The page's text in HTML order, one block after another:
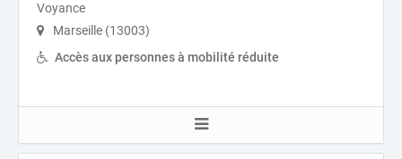
Voyance
Marseille (13003)
Accès aux personnes à mobilité réduite